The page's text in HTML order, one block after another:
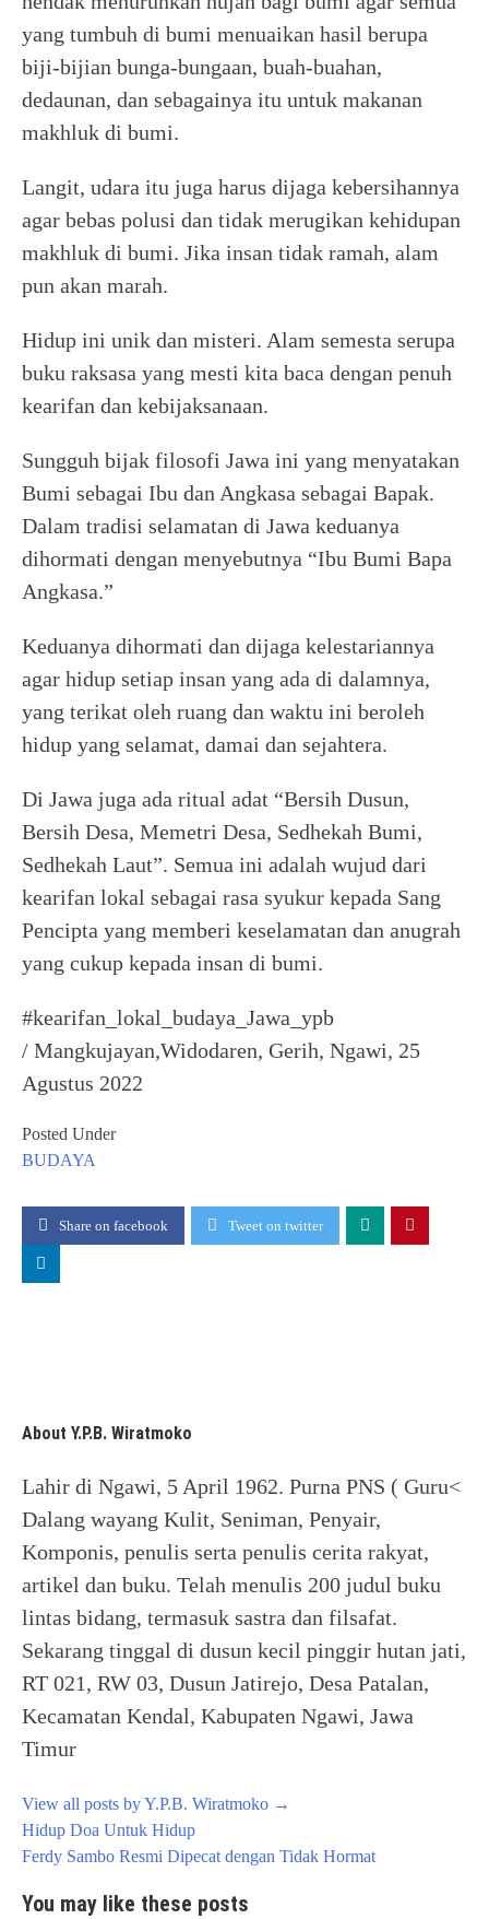
yang tumbuh di bumi menuaikan hasil berupa
biji-bijian bunga-bungaan, buah-buahan,
dedaunan, dan sebagainya itu untuk makanan
makhluk di bumi.
Langit, udara itu juga harus dijaga kebersihannya
agar bebas polusi dan tidak merugikan kehidupan
makhluk di bumi. Jika insan tidak ramah, alam
pun akan marah.
Hidup ini unik dan misteri. Alam semesta serupa
buku raksasa yang mesti kita baca dengan penuh
kearifan dan kebijaksanaan.
Sungguh bijak filosofi Jawa ini yang menyatakan
Bumi sebagai Ibu dan Angkasa sebagai Bapak.
Dalam tradisi selamatan di Jawa keduanya
dihormati dengan menyebutnya “Ibu Bumi Bapa
Angkasa.”
Keduanya dihormati dan dijaga kelestariannya
agar hidup setiap insan yang ada di dalamnya,
yang terikat oleh ruang dan waktu ini beroleh
hidup yang selamat, damai dan sejahtera.
Di Jawa juga ada ritual adat “Bersih Dusun,
Bersih Desa, Memetri Desa, Sedhekah Bumi,
Sedhekah Laut”. Semua ini adalah wujud dari
kearifan lokal sebagai rasa syukur kepada Sang
Pencipta yang memberi keselamatan dan anugrah
yang cukup kepada insan di bumi.
#kearifan_lokal_budaya_Jawa_ypb
/ Mangkujayan,Widodaren, Gerih, Ngawi, 25
Agustus 2022
Posted Under
BUDAYA
Share on facebook Tweet on twitter
About Y.P.B. Wiratmoko
Lahir di Ngawi, 5 April 1962. Purna PNS ( Guru<
Dalang wayang Kulit, Seniman, Penyair,
Komponis, penulis serta penulis cerita rakyat,
artikel dan buku. Telah menulis 200 judul buku
lintas bidang, termasuk sastra dan filsafat.
Sekarang tinggal di dusun kecil pinggir hutan jati,
RT 021, RW 03, Dusun Jatirejo, Desa Patalan,
Kecamatan Kendal, Kabupaten Ngawi, Jawa
Timur
View all posts by Y.P.B. Wiratmoko →
Post
navigation
Hidup Doa Untuk Hidup
Ferdy Sambo Resmi Dipecat dengan Tidak Hormat
You may like these posts